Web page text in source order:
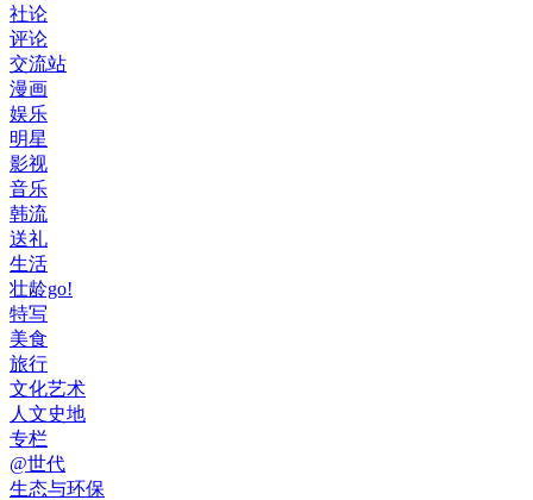
社论
评论
交流站
漫画
娱乐
明星
影视
音乐
韩流
送礼
生活
壮龄go!
特写
美食
旅行
文化艺术
人文史地
专栏
@世代
生态与环保